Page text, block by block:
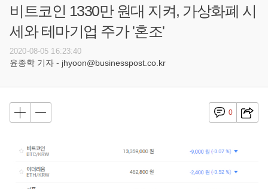
비트코인 1330만 원대 지켜, 가상화폐 시
세와 테마기업 주가 '혼조'
2020-08-05 16:23:40
윤종학 기자 - jhyoon@businesspost.co.kr
0